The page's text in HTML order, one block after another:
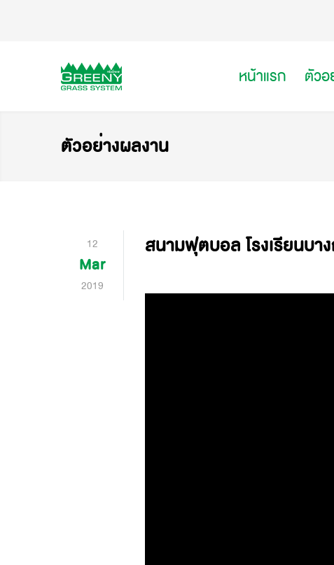
หน้าแรก ตัวอ
ตัวอย่างผลงาน
12
Mar
2019
สนามฟุตบอล โรงเรียนบา